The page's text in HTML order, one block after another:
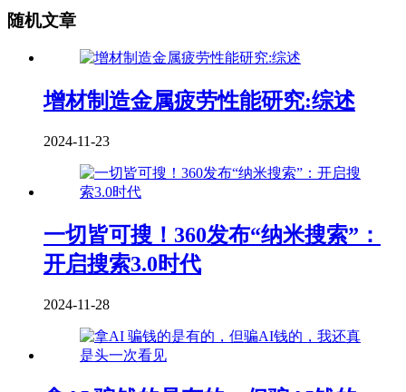
随机文章
增材制造金属疲劳性能研究:综述
2024-11-23
一切皆可搜！360发布“纳米搜索”：
开启搜索3.0时代
2024-11-28